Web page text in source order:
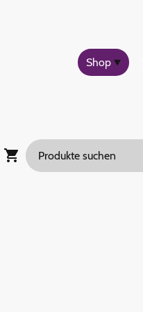
Shop